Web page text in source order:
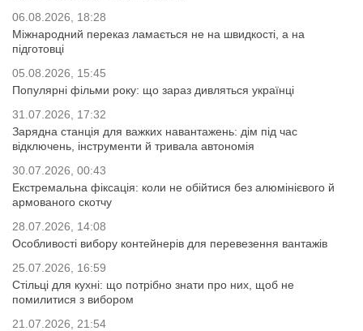
06.08.2026, 18:28
Міжнародний переказ ламається не на швидкості, а на
підготовці
05.08.2026, 15:45
Популярні фільми року: що зараз дивляться українці
31.07.2026, 17:32
Зарядна станція для важких навантажень: дім під час
відключень, інструменти й тривала автономія
30.07.2026, 00:43
Екстремальна фіксація: коли не обійтися без алюмінієвого й
армованого скотчу
28.07.2026, 14:08
Особливості вибору контейнерів для перевезення вантажів
25.07.2026, 16:59
Стільці для кухні: що потрібно знати про них, щоб не
помилитися з вибором
21.07.2026, 21:54